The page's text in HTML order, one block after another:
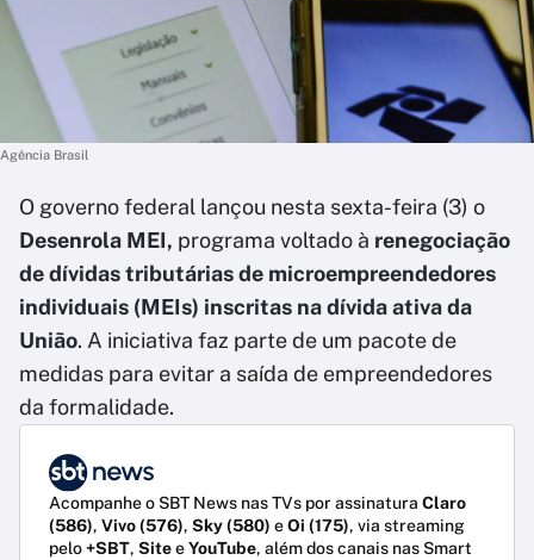
Agência Brasil
O governo federal lançou nesta sexta-feira (3) o
Desenrola MEI, programa voltado à renegociação
de dívidas tributárias de microempreendedores
individuais (MEIs) inscritas na dívida ativa da
União. A iniciativa faz parte de um pacote de
medidas para evitar a saída de empreendedores
da formalidade.
Acompanhe o SBT News nas TVs por assinatura Claro
(586), Vivo (576), Sky (580) eOi (175), via streaming
pelo+SBT, SiteeYouTube, além dos canais nas Smart